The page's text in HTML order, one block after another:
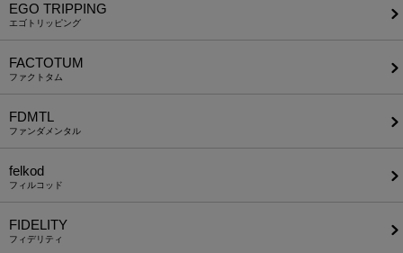
EGO TRIPPING
エゴトリッピング
FACTOTUM
ファクトタム
FDMTL
ファンダメンタル
felkod
フィルコッド
FIDELITY
フィデリティ